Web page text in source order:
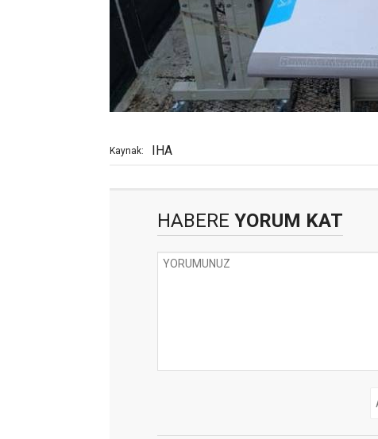
Kaynak: IHA
HABERE YORUM KAT